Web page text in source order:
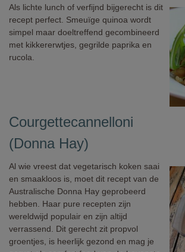
Als lichte lunch of verfijnd bijgerecht is dit
recept perfect. Smeuïge quinoa wordt
simpel maar doeltreffend gecombineerd
met kikkererwtjes, gegrilde paprika en
rucola.
Courgettecannelloni
(Donna Hay)
Al wie vreest dat vegetarisch koken saai
en smaakloos is, moet dit recept van de
Australische Donna Hay geprobeerd
hebben. Haar pure recepten zijn
wereldwijd populair en zijn altijd
verrassend. Dit gerecht zit propvol
groentjes, is heerlijk gezond en mag je